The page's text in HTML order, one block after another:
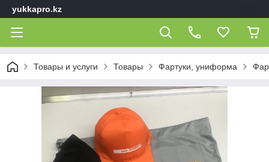
yukkapro.kz
Товары и услуги Товары Фартуки, униформа